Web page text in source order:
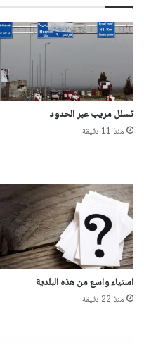
تسلل مريب عبر الحدود
منذ 11 دقيقة
استياء واسع من هذه البلدية
منذ 22 دقيقة